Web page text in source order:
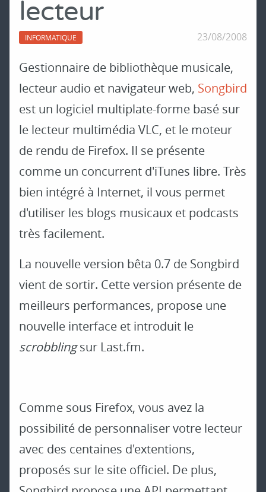
lecteur
INFORMATIQUE 23/08/2008
Gestionnaire de bibliothèque musicale,
lecteur audio et navigateur web, Songbird
est un logiciel multiplate-forme basé sur
le lecteur multimédia VLC, et le moteur
de rendu de Firefox. Il se présente
comme un concurrent d'iTunes libre. Très
bien intégré à Internet, il vous permet
d'utiliser les blogs musicaux et podcasts
très facilement.
La nouvelle version bêta 0.7 de Songbird
vient de sortir. Cette version présente de
meilleurs performances, propose une
nouvelle interface et introduit le
scrobblingsur Last.fm.
Comme sous Firefox, vous avez la
possibilité de personnaliser votre lecteur
avec des centaines d'extentions,
proposés sur le site officiel. De plus,